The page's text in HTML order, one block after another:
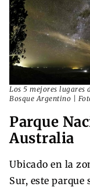
Los 5 mejores lugares
Bosque Argentino |
Parque
Australia
Ubicado en la
Sur, este